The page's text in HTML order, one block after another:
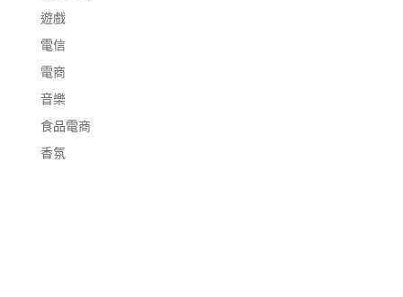
遊戲
電信
電商
音樂
食品電商
香氛